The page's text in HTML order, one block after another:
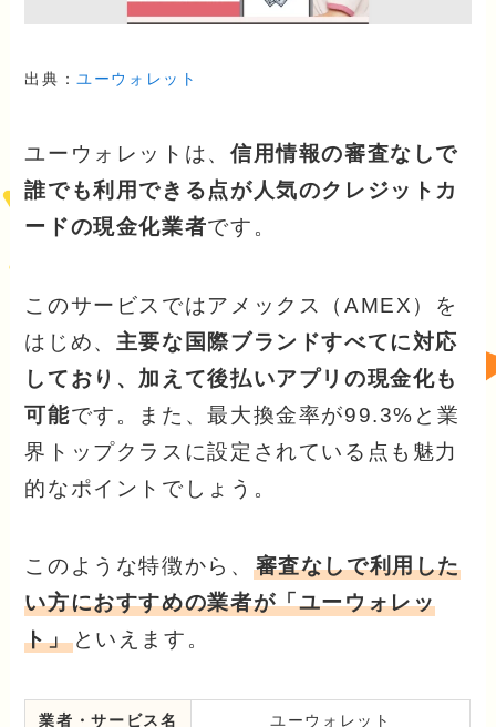
出典：ユーウォレット
ユーウォレットは、 信用情報の審査なしで
誰でも利用できる点が人気のクレジットカ
ードの現金化業者です。
このサービスではアメックス（AMEX）を
はじめ、 主要な国際ブランドすべてに対応
しており、加えて後払いアプリの現金化も
可能です。また、最大換金率が99.3%と業
界トップクラスに設定されている点も魅力
的なポイントでしょう。
このような特徴から、 審査なしで利用した
い方におすすめの業者が「ユーウォレッ
ト」といえます。
業者・サービス名 ユーウォレット